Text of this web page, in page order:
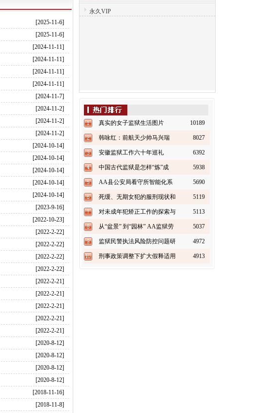
[2025-11-6]
[2025-11-6]
[2024-11-11]
[2024-11-11]
[2024-11-11]
[2024-11-11]
[2024-11-7]
[2024-11-2]
[2024-11-2]
[2024-11-2]
[2024-10-14]
[2024-10-14]
[2024-10-14]
[2024-10-14]
[2024-10-14]
[2023-9-16]
[2022-10-23]
[2022-2-22]
[2022-2-22]
[2022-2-22]
[2022-2-22]
[2022-2-21]
[2022-2-21]
[2022-2-21]
[2022-2-21]
[2022-2-21]
[2020-8-12]
[2020-8-12]
[2020-8-12]
[2020-8-12]
[2018-11-16]
[2018-11-8]
永久VIP
10189
真实的女子监狱生活图片
8027
韩咏红：前航天少帅马兴瑞
也“失踪” 6392
安徽监狱工作六十年巡礼
（上） 5938
中国古代监狱是怎样“炼”成
的？ 5690
AA县公安局看守所智能化系
统建设方案书（上） 5119
死缓、无期女犯的服刑现状和
改造对策探析 5113
对未成年犯矫正工作的探索与
实践 5037
从“盆景” 到“园林” AA监狱劳
务加工业快速发展之路 4972
监狱民警执法风险防控问题研
究 4913
刑事政策调整下扩大假释适用